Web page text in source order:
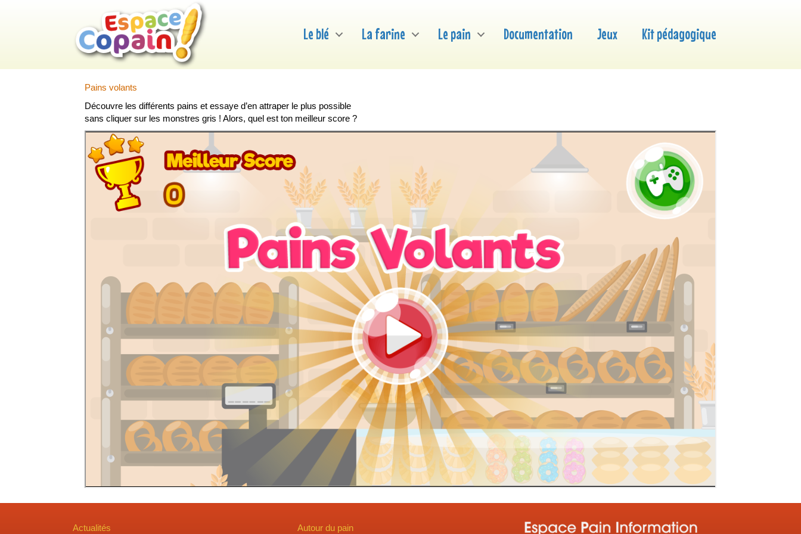
Le blé La farine Le pain Documentation Jeux Kit pédagogique
Pains volants
Découvre les différents pains et essaye d’en attraper le plus possible
sans cliquer sur les monstres gris ! Alors, quel est ton meilleur score ?
Actualités Autour du pain